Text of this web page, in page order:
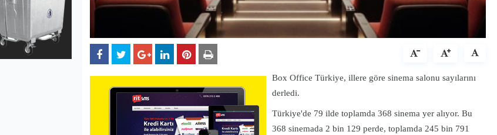
Box Office Türkiye, illere göre sinema salonu sayılarını
derledi.
Türkiye'de 79 ilde toplamda 368 sinema yer alıyor. Bu
368 sinemada 2 bin 129 perde, toplamda 245 bin 791